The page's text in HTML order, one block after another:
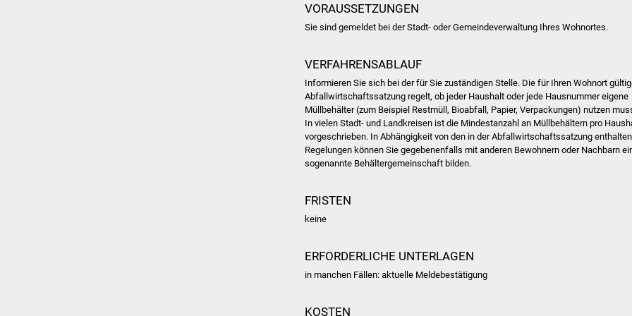
VORAUSSETZUNGEN
Sie sind gemeldet bei der Stadt- oder Gemeindeverwaltung Ihres Wohnortes.
VERFAHRENSABLAUF
Informieren Sie sich bei der für Sie zuständigen Stelle. Die für Ihren Wohnort
Abfallwirtschaftssatzung regelt, ob jeder Haushalt oder jede Hausnummer eigene
Müllbehälter(zum Beispiel Restmüll, Bioabfall, Papier, Verpackungen) nutzen
In vielen Stadt- und Landkreisen ist die Mindestanzahl an Müllbehältern pro
vorgeschrieben. In Abhängigkeit von den in der Abfallwirtschaftssatzung
Regelungen können Sie gegebenenfalls mit anderen Bewohnern oder Nachbarn
sogenannte Behältergemeinschaft bilden.
FRISTEN
keine
ERFORDERLICHE UNTERLAGEN
in manchen Fällen: aktuelle Meldebestätigung
KOSTEN